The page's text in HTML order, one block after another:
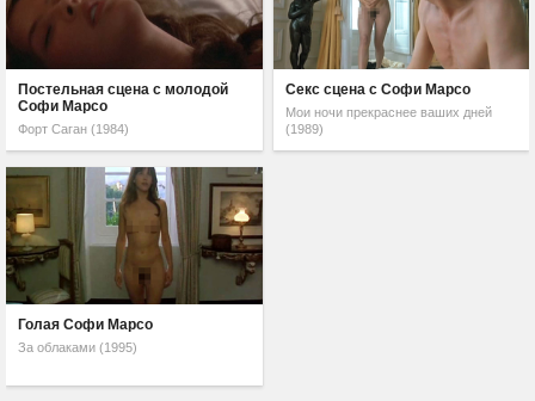
Постельная сцена с молодой
Софи Марсо
Форт Саган (1984)
Секс сцена с Софи Марсо
Мои ночи прекраснее ваших дней
(1989)
Голая Софи Марсо
За облаками (1995)